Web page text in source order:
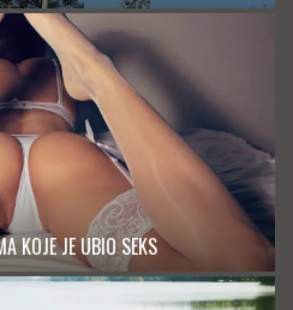
KOJE JE UBIO SEKS